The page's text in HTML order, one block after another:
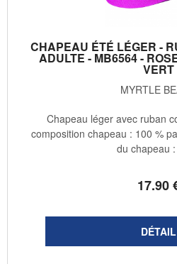
CHAPEAU ÉTÉ LÉGER -
ADULTE - MB6564 -
VERT
MYRTLE
17.90
Chapeau léger avec ruban
composition chapeau : 100 %
du chapeau